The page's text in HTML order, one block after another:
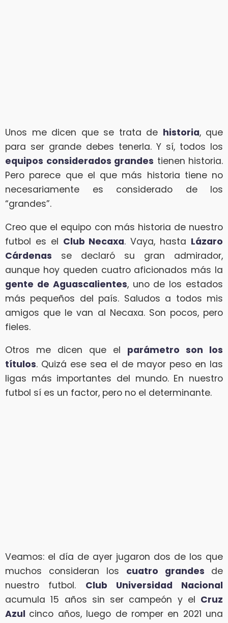
Unos me dicen que se trata de historia, que
para ser grande debes tenerla. Y sí, todos los
equipos considerados grandes tienen historia.
Pero parece que el que más historia tiene no
necesariamente es considerado de los
“grandes”.
Creo que el equipo con más historia de nuestro
futbol es el Club Necaxa. Vaya, hasta Lázaro
Cárdenas se declaró su gran admirador,
aunque hoy queden cuatro aficionados más la
gente de Aguascalientes, uno de los estados
más pequeños del país. Saludos a todos mis
amigos que le van al Necaxa. Son pocos, pero
fieles.
Otros me dicen que el parámetro son los
títulos. Quizá ese sea el de mayor peso en las
ligas más importantes del mundo. En nuestro
futbol sí es un factor, pero no el determinante.
Veamos: el día de ayer jugaron dos de los que
muchos consideran los cuatro grandes de
nuestro futbol. Club Universidad Nacional
acumula 15 años sin ser campeón y el Cruz
Azul cinco años, luego de romper en 2021 una